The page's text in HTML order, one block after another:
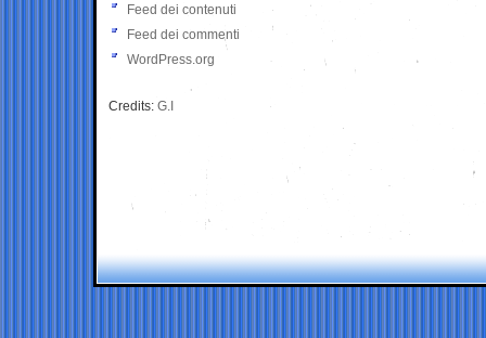
Feed dei contenuti
Feed dei commenti
WordPress.org
Credits: G.I